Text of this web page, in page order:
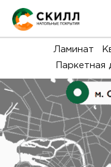
Ламинат
Паркетная